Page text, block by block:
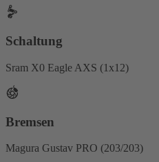
Schaltung
Sram X0 Eagle AXS (1x12)
Bremsen
Magura Gustav PRO (203/203)